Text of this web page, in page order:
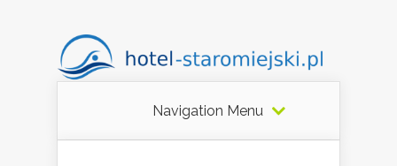
Navigation Menu